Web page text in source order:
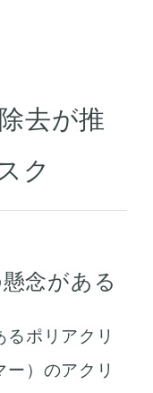
去が推
ク
念がある
ポリアクリ
）のアクリ